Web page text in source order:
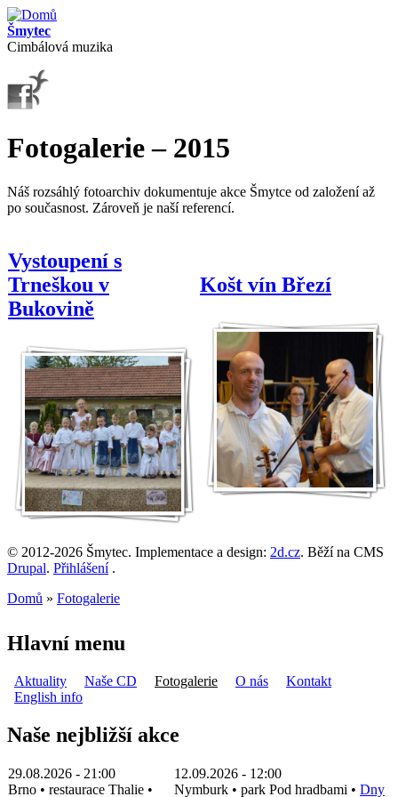
Přejít k hlavnímu obsahu
Šmytec
Cimbálová muzika
Fotogalerie – 2015
Náš rozsáhlý fotoarchiv dokumentuje akce Šmytce od založení až
po současnost. Zároveň je naší referencí.
Vystoupení s
Trneškou v
Bukovině
Košt vín Březí
© 2012-2026 Šmytec. Implementace a design: 2d.cz. Běží na CMS
Drupal. Přihlášení.
Domů » Fotogalerie
Hlavní menu
Aktuality Naše CD Fotogalerie O nás
Kontakt
English info
Naše nejbližší akce
29.08.2026 - 21:00
Brno • restaurace Thalie •
12.09.2026 - 12:00
Nymburk • park Pod hradbami • Dny